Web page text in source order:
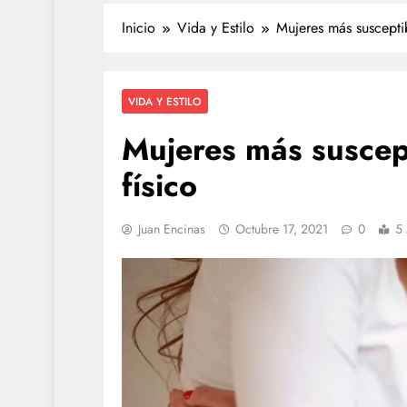
Inicio Vida y Estilo Mujeres más
VIDA Y ESTILO
Mujeres más
físico
Juan Encinas Octubre 17, 2021 0 5